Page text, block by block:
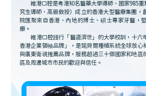
維港口腔是粵港知名醫藥大學導師、國家985
究生導師、高級教授）成立的香港大型醫療集團，
院匯聚來自香港、內地的博士、碩士專家牙醫，
療。
維港口腔踐行「醫道濟世」的大學校訓，十六
香港企業領袖品牌」，是諾貝爾種植系統全球放心
與廣東衛視推薦品牌，服務超過三十個國家和地區
區及周邊城市市民的歡迎與信任。